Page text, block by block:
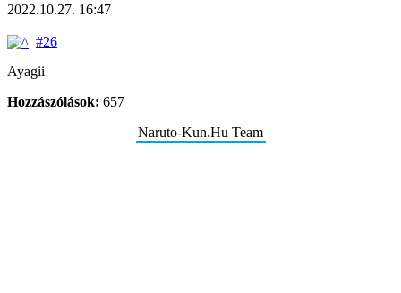
2022.10.27. 16:47
#26
Ayagii
Hozzászólások: 657
Naruto-Kun.Hu Team